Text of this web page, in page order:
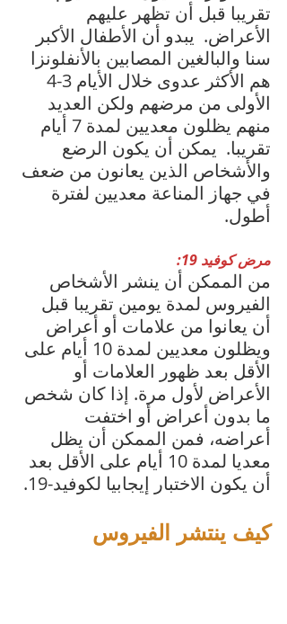
تقريبا قبل أن تظهر عليهم
الأعراض.  يبدو أن الأطفال الأكبر
سنا والبالغين المصابين بالأنفلونزا
الأولى من مرضهم ولكن العديد
منهم يظلون معديين لمدة 7 أيام
تقريبا.  يمكن أن يكون الرضع
والأشخاص الذين يعانون من ضعف
في جهاز المناعة معديين لفترة
أطول.
مرض كوفيد 19:
من الممكن أن ينشر الأشخاص
الفيروس لمدة يومين تقريبا قبل
أن يعانوا من علامات أو أعراض
ويظلون معديين لمدة 10 أيام على
الأقل بعد ظهور العلامات أو
الأعراض لأول مرة. إذا كان شخص
ما بدون أعراض أو اختفت
أعراضه، فمن الممكن أن يظل
معديا لمدة 10 أيام على الأقل بعد
أن يكون الاختبار إيجابيا لكوفيد-19.
كيف ينتشر الفيروس